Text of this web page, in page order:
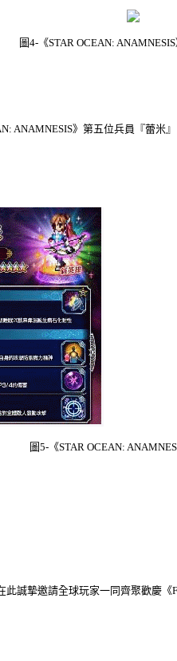
圖4-《STAR OCEAN: ANAMNESIS
ANAMNESIS》第五位兵員『蕾米
圖5-《STAR OCEAN:
此誠摯邀請全球玩家一同齊聚歡慶《